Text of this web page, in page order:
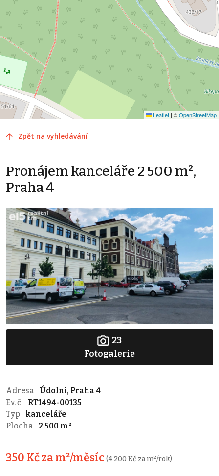
Leaflet | ©OpenStreetMap
Zpět na vyhledávání
Pronájem kanceláře 2 500 m²,
Praha 4
23
Fotogalerie
Adresa
Údolní, Praha 4
Ev. č.
RT1494-00135
Typ
kanceláře
Plocha
2 500 m²
350 Kč za m²/měsíc (4 200 Kč za m²/rok)